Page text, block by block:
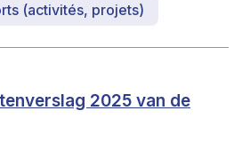
(activités, projets)
2025 van de